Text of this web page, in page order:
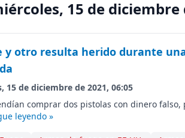
15 de diciembre
y otro resulta herido durante
15 de diciembre de 2021, 06:05
comprar dos pistolas con dinero
leyendo »